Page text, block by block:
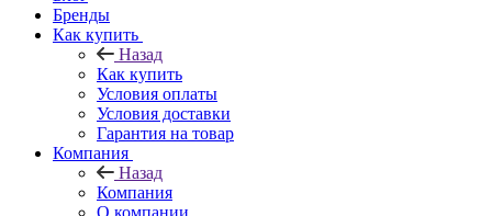
Бренды
Как купить
Назад
Как купить
Условия оплаты
Условия доставки
Гарантия на товар
Компания
Назад
Компания
О компании